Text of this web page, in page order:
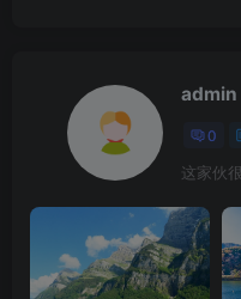
admin
0
这家伙